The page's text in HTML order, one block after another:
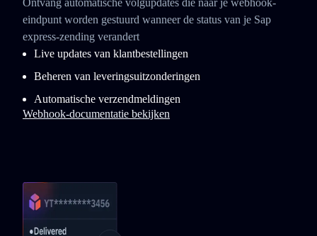
Ontvang automatische volgupdates die naar je webhook-
eindpunt worden gestuurd wanneer de status van je Sap
express-zending verandert
Live updates van klantbestellingen
Beheren van leveringsuitzonderingen
Automatische verzendmeldingen
Webhook-documentatie bekijken